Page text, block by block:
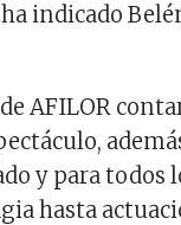
indicado
AFILOR
y para todos
hasta